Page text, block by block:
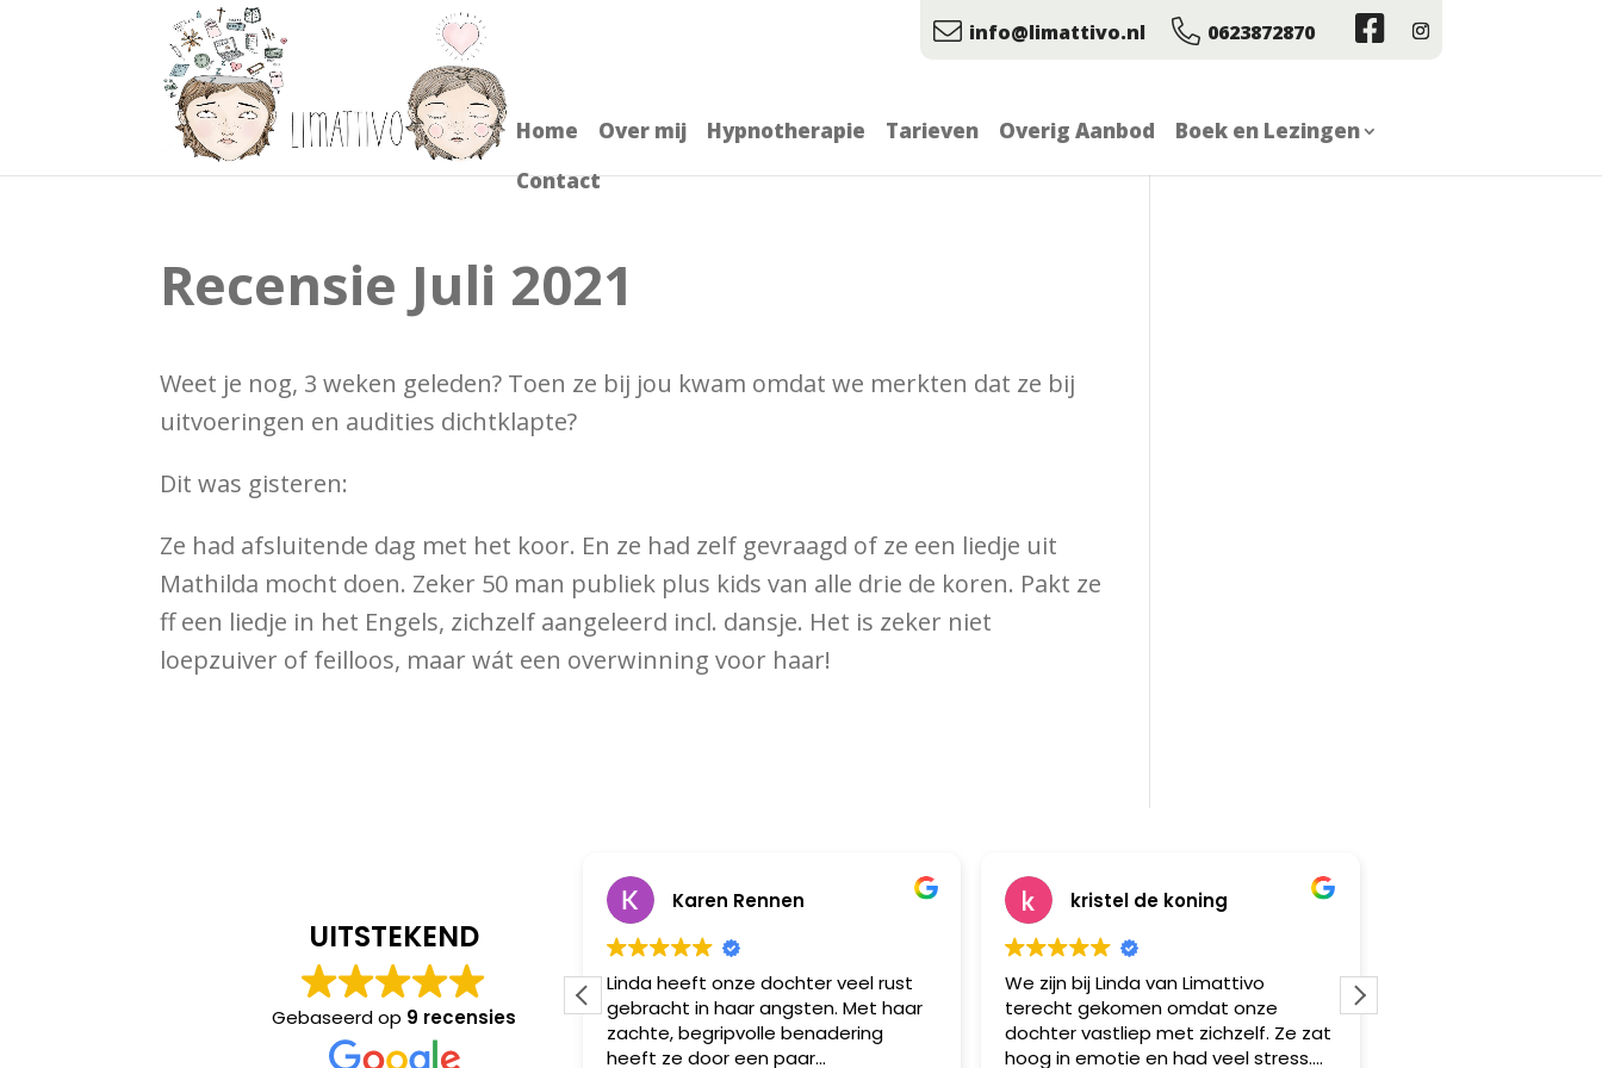
info@limattivo.nl 0623872870
Home Over mij Hypnotherapie Tarieven Overig Aanbod
Boek en Lezingen
Contact
Recensie Juli 2021
Weet je nog, 3 weken geleden? Toen ze bij jou kwam omdat we merkten dat ze bij
uitvoeringen en audities dichtklapte?
Dit was gisteren:
Ze had afsluitende dag met het koor. En ze had zelf gevraagd of ze een liedje uit
Mathilda mocht doen. Zeker 50 man publiek plus kids van alle drie de koren. Pakt ze
ff een liedje in het Engels, zichzelf aangeleerd incl. dansje. Het is zeker niet
loepzuiver of feilloos, maar wát een overwinning voor haar!
UITSTEKEND
Gebaseerd op 9 recensies
Ik was erg nieuwsgierig wat ik van
deze hypnose therapie kon
verwachten maar onder de
professionele begeleiding van Linda
Karen Rennen
Linda heeft onze dochter veel rust
gebracht in haar angsten. Met haar
zachte, begripvolle benadering
heeft ze door een paar
kristel de koning
We zijn bij Linda van Limattivo
terecht gekomen omdat onze
dochter vastliep met zichzelf. Ze zat
hoog in emotie en had veel stress.